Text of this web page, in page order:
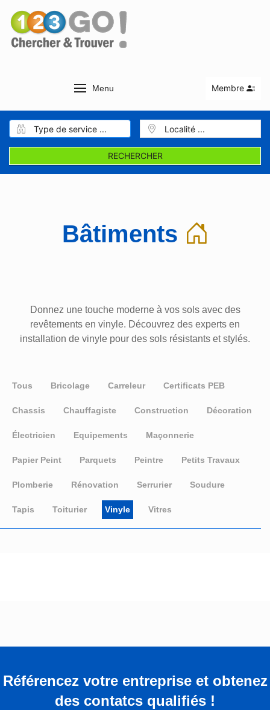
Menu Membre
RECHERCHER
Bâtiments
Donnez une touche moderne à vos sols avec des
revêtements en vinyle. Découvrez des experts en
installation de vinyle pour des sols résistants et stylés.
Tous Bricolage Carreleur Certificats PEB
Chassis Chauffagiste Construction Décoration
Électricien Equipements Maçonnerie
Papier Peint Parquets Peintre Petits Travaux
Plomberie Rénovation Serrurier Soudure
Tapis Toiturier Vinyle Vitres
Référencez votre entreprise et obtenez
des contatcs qualifiés !